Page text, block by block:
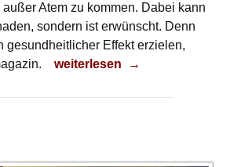
Atem zu kommen. Dabei kann
sondern ist erwünscht. Denn
gesundheitlicher Effekt erzielen,
Bewegungsangebote im
weiterlesen →